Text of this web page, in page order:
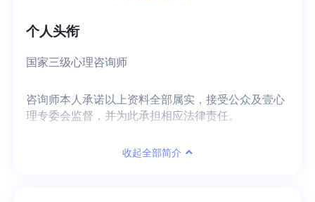
个人头衔
国家三级心理咨询师
咨询师本人承诺以上资料全部属实，接受公众及壹心
理专委会监督，并为此承担相应法律责任。
收起全部简介